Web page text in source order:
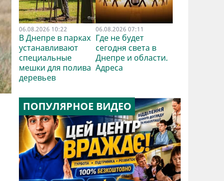
06.08.2026 10:22
В Днепре в парках
устанавливают
специальные
мешки для полива
деревьев
06.08.2026 07:11
Где не будет
сегодня света в
Днепре и области.
Адреса
ПОПУЛЯРНОЕ ВИДЕО